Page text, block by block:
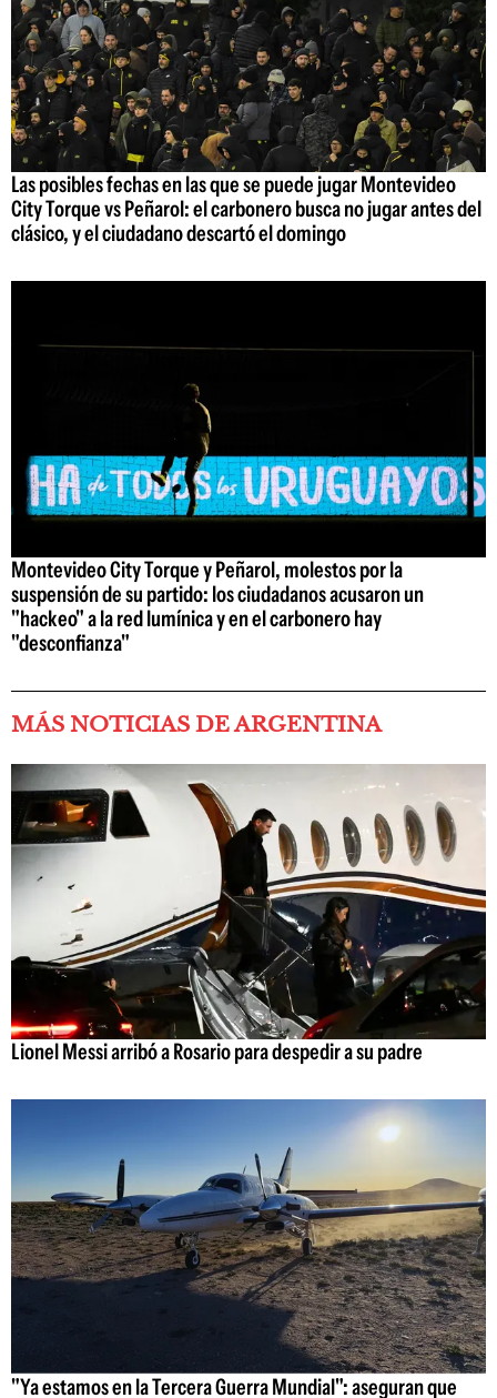
Las posibles fechas en las que se puede jugar Montevideo
City Torque vs Peñarol: el carbonero busca no jugar antes del
clásico, y el ciudadano descartó el domingo
Montevideo City Torque y Peñarol, molestos por la
suspensión de su partido: los ciudadanos acusaron un
"hackeo" a la red lumínica y en el carbonero hay
"desconfianza"
MÁS NOTICIAS DE ARGENTINA
Lionel Messi arribó a Rosario para despedir a su padre
"Ya estamos en la Tercera Guerra Mundial": aseguran que